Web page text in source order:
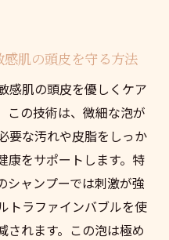
感肌の頭皮を守る方法
感肌の頭皮を優しくケア
この技術は、微細な泡が
要な汚れや皮脂をしっか
康をサポートします。特
シャンプーでは刺激が強
トラファインバブルを使
されます。この泡は極め